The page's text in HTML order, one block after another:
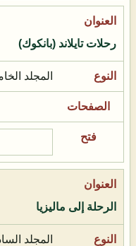
رحلات تايلاند (بانكوك)
المجلد
الرحلة إلى ماليزيا
المجلد